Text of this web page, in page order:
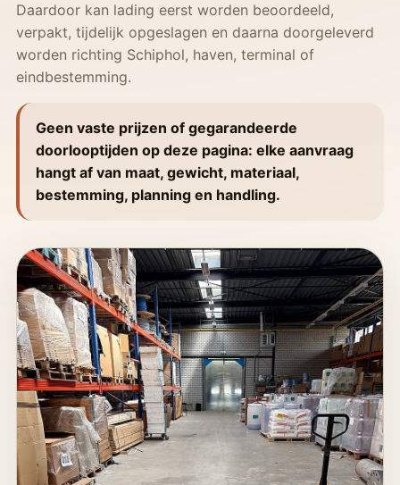
Daardoor kan lading eerst worden beoordeeld,
verpakt, tijdelijk opgeslagen en daarna doorgeleverd
worden richting Schiphol, haven, terminal of
eindbestemming.
Geen vaste prijzen of gegarandeerde
doorlooptijden op deze pagina: elke aanvraag
hangt af van maat, gewicht, materiaal,
bestemming, planning en handling.